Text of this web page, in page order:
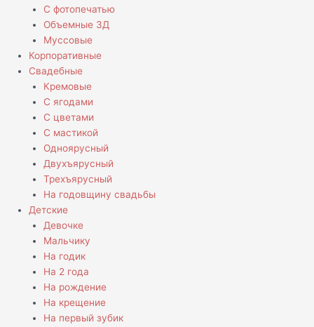
С фотопечатью
Объемные 3Д
Муссовые
Корпоративные
Свадебные
Кремовые
С ягодами
С цветами
С мастикой
Одноярусный
Двухъярусный
Трехъярусный
На годовщину свадьбы
Детские
Девочке
Мальчику
На годик
На 2 года
На рождение
На крещение
На первый зубик